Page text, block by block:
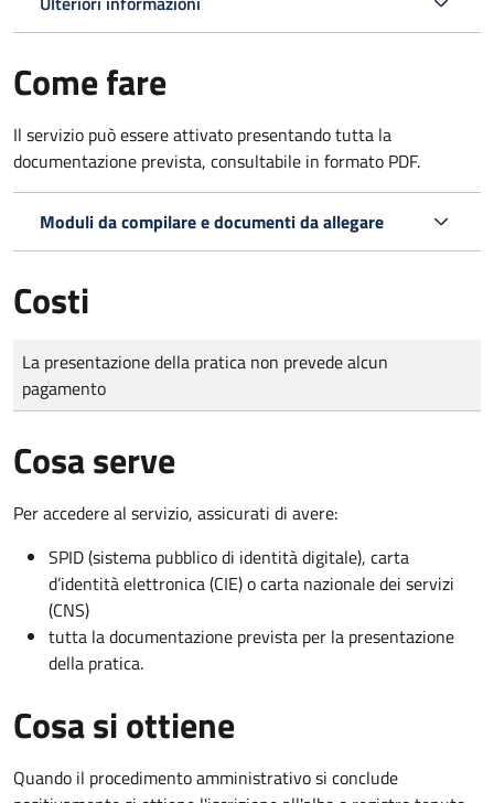
Come fare
Il servizio può essere attivato presentando tutta la
documentazione prevista, consultabile in formato PDF.
Moduli da compilare e documenti da allegare
Costi
Tipo di pagamento
Importo
La presentazione della pratica non prevede alcun
pagamento
Cosa serve
Per accedere al servizio, assicurati di avere:
SPID (sistema pubblico di identità digitale), carta
d’identità elettronica (CIE) o carta nazionale dei servizi
(CNS)
tutta la documentazione prevista per la presentazione
della pratica.
Cosa si ottiene
Quando il procedimento amministrativo si conclude